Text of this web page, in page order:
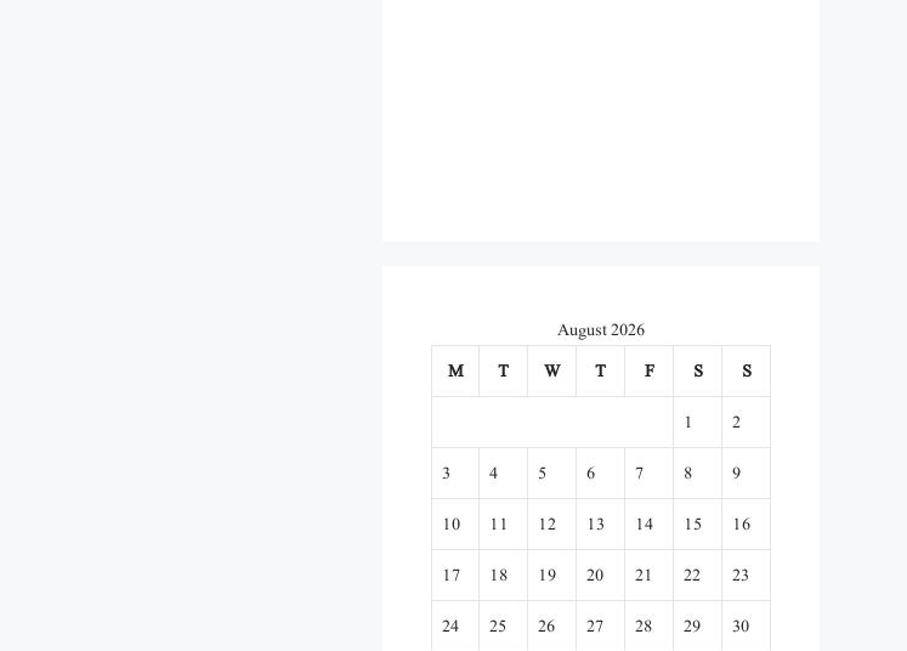
August 2026
M
T W T F S
S
1
2
3
4 5 6 7 8
9
10
11 12 13 14 15
16
17
18 19 20 21 22
23
24
25 26 27 28 29
30